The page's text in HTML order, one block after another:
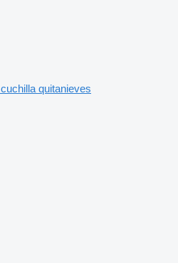
cuchilla quitanieves